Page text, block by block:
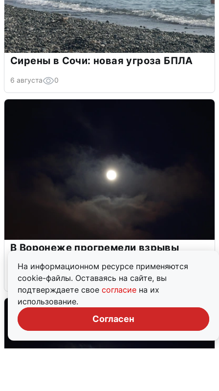
На информационном ресурсе применяются
cookie-файлы. Оставаясь на сайте, вы
подтверждаете свое согласие на их
использование.
Согласен
Сирены в Сочи: новая угроза БПЛА
6 августа 0
В Воронеже прогремели взрывы
5 августа 0